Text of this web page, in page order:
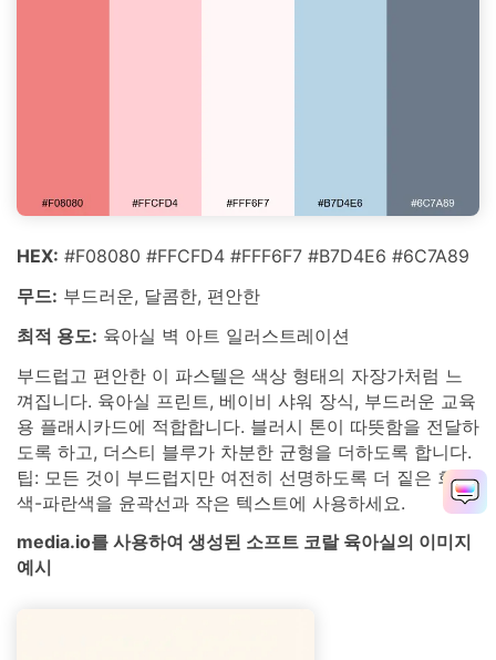
HEX: #F08080 #FFCFD4 #FFF6F7 #B7D4E6 #6C7A89
무드: 부드러운, 달콤한, 편안한
최적 용도: 육아실 벽 아트 일러스트레이션
부드럽고 편안한 이 파스텔은 색상 형태의 자장가처럼 느
껴집니다. 육아실 프린트, 베이비 샤워 장식, 부드러운 교육
용 플래시카드에 적합합니다. 블러시 톤이 따뜻함을 전달하
도록 하고, 더스티 블루가 차분한 균형을 더하도록 합니다.
팁: 모든 것이 부드럽지만 여전히 선명하도록 더 짙은 회
색-파란색을 윤곽선과 작은 텍스트에 사용하세요.
media.io를 사용하여 생성된 소프트 코랄 육아실의 이미지
예시